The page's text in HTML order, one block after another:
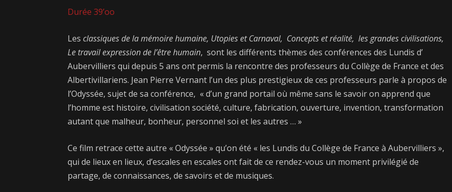
Durée 39’oo
Les classiques de la mémoire humaine, Utopies et Carnaval, Concepts et réalité, les grandes civilisations,
Le travail expression de l’être humain, sont les différents thèmes des conférences des Lundis d’
Aubervilliers qui depuis 5 ans ont permis la rencontre des professeurs du Collège de France et des
Albertivillariens. Jean Pierre Vernant l’un des plus prestigieux de ces professeurs parle à propos de
l’Odyssée, sujet de sa conférence, « d’un grand portail où même sans le savoir on apprend que
l’homme est histoire, civilisation société, culture, fabrication, ouverture, invention, transformation
autant que malheur, bonheur, personnel soi et les autres … »
Ce film retrace cette autre « Odyssée » qu’on été « les Lundis du Collège de France à Aubervilliers »,
qui de lieux en lieux, d’escales en escales ont fait de ce rendez-vous un moment privilégié de
partage, de connaissances, de savoirs et de musiques.